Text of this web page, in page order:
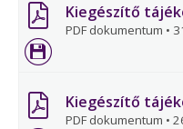
Kiegészítő
PDF dokumentum •
Kiegészítő
PDF dokumentum •